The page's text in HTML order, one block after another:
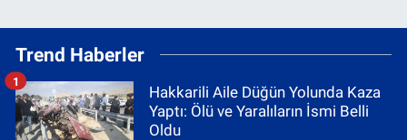
Trend Haberler
Hakkarili Aile Düğün Yolunda Kaza
Yaptı: Ölü ve Yaralıların İsmi Belli
Oldu
1